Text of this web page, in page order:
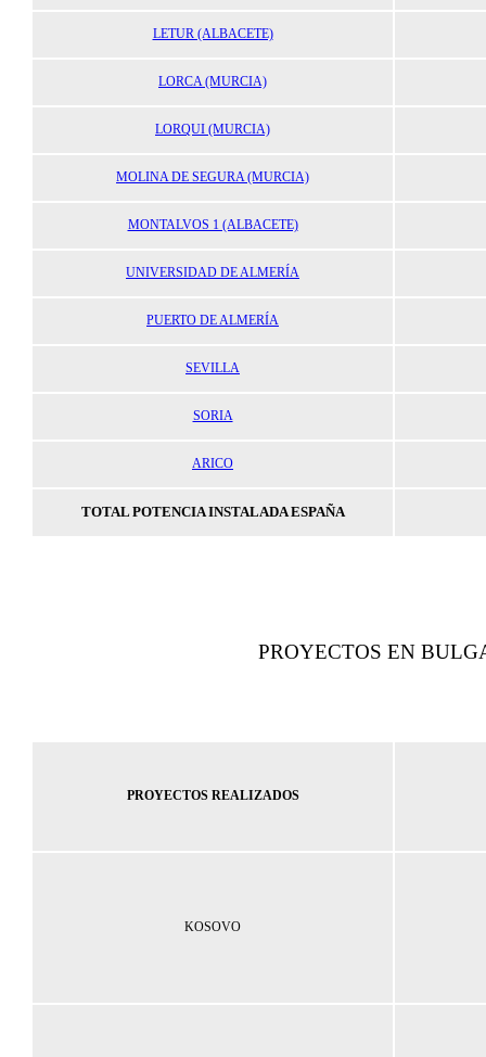
LETUR (ALBACETE)
LORCA (MURCIA)
LORQUI (MURCIA)
MOLINA DE SEGURA (MURCIA)
MONTALVOS 1 (ALBACETE)
UNIVERSIDAD DE ALMERÍA
PUERTO DE ALMERÍA
SEVILLA
SORIA
ARICO
TOTAL POTENCIA INSTALADA ESPAÑA
PROYECTOS EN
PROYECTOS REALIZADOS
KOSOVO